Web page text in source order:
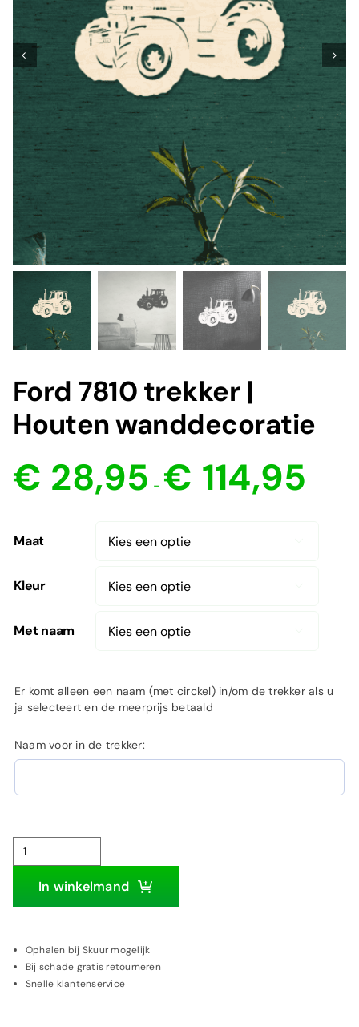
Ford 7810 trekker |
Houten wanddecoratie
€ 28,95 - € 114,95
Maat
Kleur
Met naam
Er komt alleen een naam (met circkel) in/om de trekker als u
ja selecteert en de meerprijs betaald
Naam voor in de trekker:
Ford
7810
trekker
Houten
wanddecoratie
In winkelmand
Ophalen bij Skuur mogelijk
Bij schade gratis retourneren
Snelle klantenservice